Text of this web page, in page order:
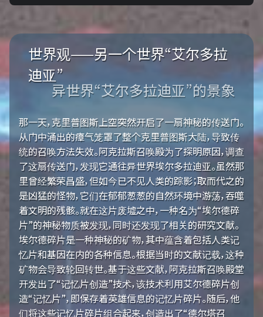
世界观——另一个世界“艾尔多拉
迪亚”
异世界“艾尔多拉迪亚”的景象
那一天，克里普图斯上空突然开启了一扇神秘的传送门。
从门中涌出的瘴气笼罩了整个克里普图斯大陆，导致传
统的召唤方法失效。阿克拉斯召唤殿为了探明原因，调查
了这扇传送门，发现它通往异世界埃尔多拉迪亚。虽然那
里曾经繁荣昌盛，但如今已不见人类的踪影；取而代之的
是凶猛的怪物，它们在郁郁葱葱的自然环境中游荡，吞噬
着文明的残骸。就在这片废墟之中，一种名为“埃尔德碎
片”的神秘物质被发现，同时还发现了相关的研究文献。
埃尔德碎片是一种神秘的矿物，其中蕴含着包括人类记
忆片和基因在内的各种信息。根据当时的文献记载，这种
矿物会导致轮回转世。基于这些文献，阿克拉斯召唤殿堂
开发出了“记忆片创造”技术，该技术利用艾尔德碎片创
造“记忆片”，即保存着英雄信息的记忆片碎片。随后，他
们将这些记忆片碎片组合起来，创造出了“德尔塔召